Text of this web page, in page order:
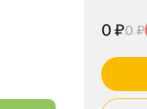
0 ₽0 ₽